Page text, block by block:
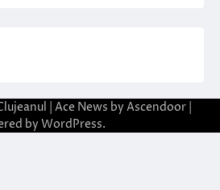
| Ace News by Ascendoor
by WordPress.